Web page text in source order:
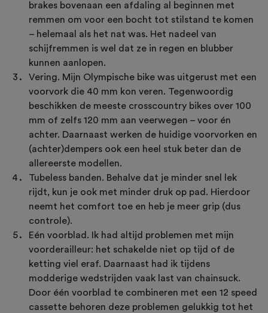
brakes bovenaan een afdaling al beginnen met
remmen om voor een bocht tot stilstand te komen
– helemaal als het nat was. Het nadeel van
schijfremmen is wel dat ze in regen en blubber
kunnen aanlopen.
Vering. Mijn Olympische bike was uitgerust met een
voorvork die 40 mm kon veren. Tegenwoordig
beschikken de meeste crosscountry bikes over 100
mm of zelfs 120 mm aan veerwegen – voor én
achter. Daarnaast werken de huidige voorvorken en
(achter)dempers ook een heel stuk beter dan de
allereerste modellen.
Tubeless banden. Behalve dat je minder snel lek
rijdt, kun je ook met minder druk op pad. Hierdoor
neemt het comfort toe en heb je meer grip (dus
controle).
Eén voorblad. Ik had altijd problemen met mijn
voorderailleur: het schakelde niet op tijd of de
ketting viel eraf. Daarnaast had ik tijdens
modderige wedstrijden vaak last van chainsuck.
Door één voorblad te combineren met een 12 speed
cassette behoren deze problemen gelukkig tot het